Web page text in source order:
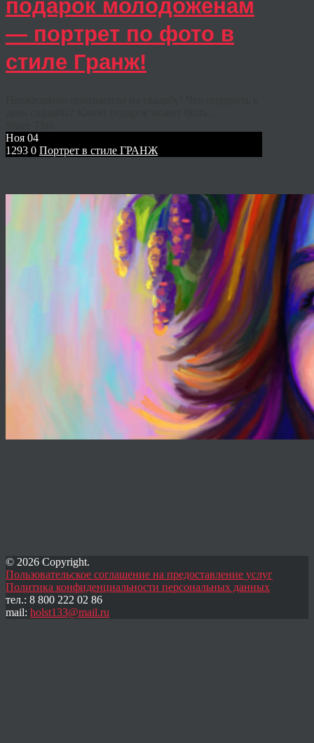
подарок молодоженам
— портрет по фото в
стиле Гранж!
Ноя 04
1293 0 Портрет в стиле ГРАНЖ
© 2026 Copyright.
Пользовательское соглашение на предоставление услуг
Политика конфиденциальности персональных данных
тел.: 8 800 222 02 86
mail: holst133@mail.ru